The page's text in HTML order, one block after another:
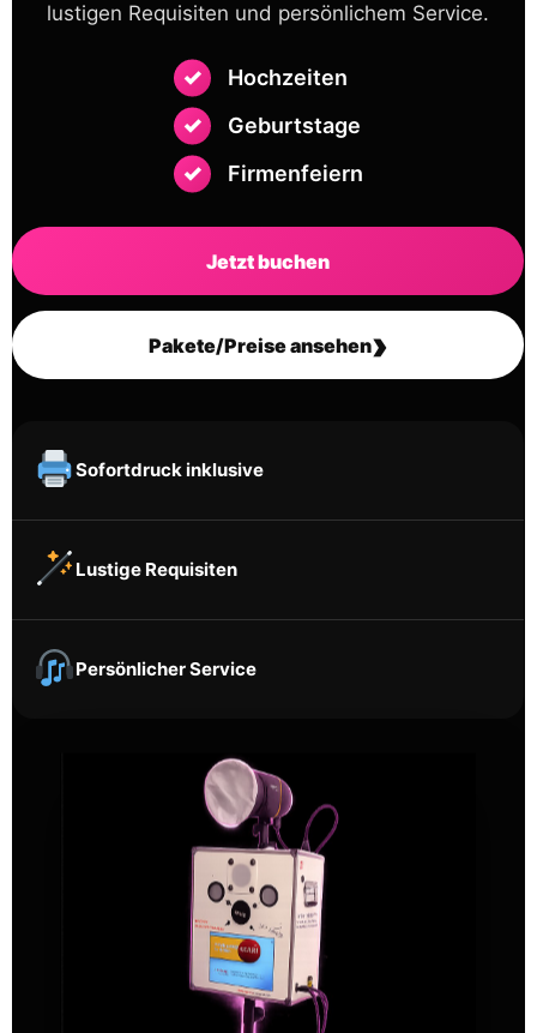
lustigen Requisiten und persönlichem Service.
Hochzeiten
Geburtstage
Firmenfeiern
Jetzt buchen
Pakete/Preise ansehen›
Sofortdruck inklusive
Lustige Requisiten
Persönlicher Service